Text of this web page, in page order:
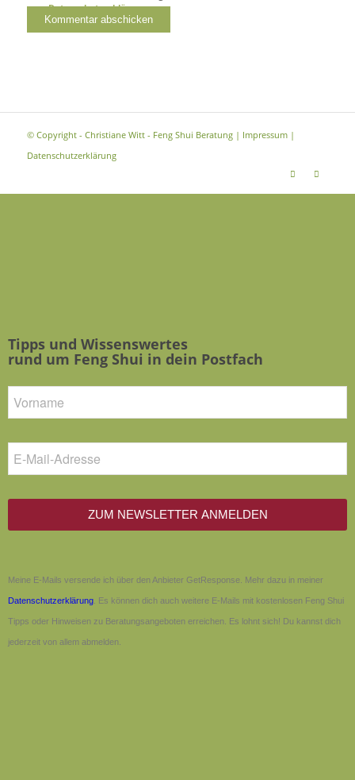
Datenschutzerklärung
© Copyright - Christiane Witt - Feng Shui Beratung | Impressum|
Datenschutzerklärung
Tipps und Wissenswertes
rund um Feng Shui in dein Postfach
ZUM NEWSLETTER ANMELDEN
Meine E-Mails versende ich über den Anbieter GetResponse. Mehr dazu in meiner
Datenschutzerklärung . Es können dich auch weitere E-Mails mit kostenlosen Feng Shui
Tipps oder Hinweisen zu Beratungsangeboten erreichen. Es lohnt sich! Du kannst dich
jederzeit von allem abmelden.